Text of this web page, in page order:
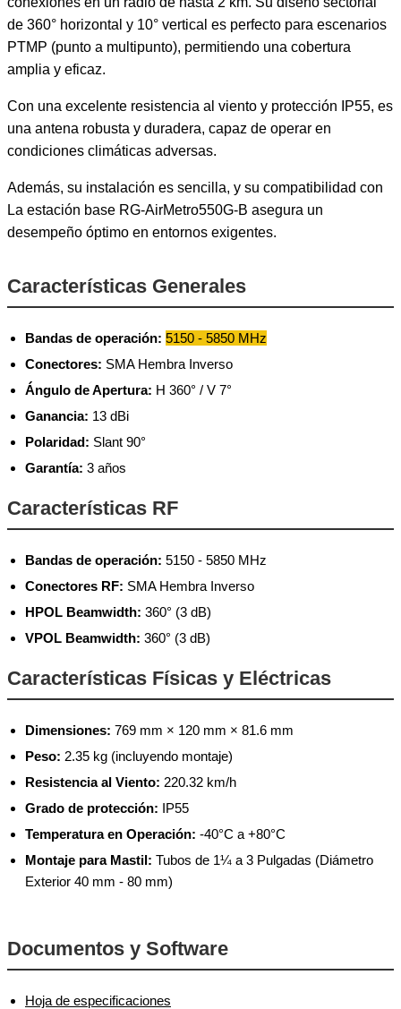
de 360° horizontal y 10° vertical es perfecto para escenarios
PTMP (punto a multipunto), permitiendo una cobertura
amplia y eficaz.
Con una excelente resistencia al viento y protección IP55, es
una antena robusta y duradera, capaz de operar en
condiciones climáticas adversas.
Además, su instalación es sencilla, y su compatibilidad con
La estación base RG-AirMetro550G-B asegura un
desempeño óptimo en entornos exigentes.
Características Generales
Bandas de operación: 5150 - 5850 MHz
Conectores: SMA Hembra Inverso
Ángulo de Apertura: H 360° / V 7°
Ganancia: 13 dBi
Polaridad: Slant 90°
Garantía: 3 años
Características RF
Bandas de operación: 5150 - 5850 MHz
Conectores RF: SMA Hembra Inverso
HPOL Beamwidth: 360° (3 dB)
VPOL Beamwidth: 360° (3 dB)
Características Físicas y Eléctricas
Dimensiones: 769 mm × 120 mm × 81.6 mm
Peso: 2.35 kg (incluyendo montaje)
Resistencia al Viento: 220.32 km/h
Grado de protección: IP55
Temperatura en Operación: -40°C a +80°C
Montaje para Mastil: Tubos de 1¼ a 3 Pulgadas (Diámetro
Exterior 40 mm - 80 mm)
Documentos y Software
Hoja de especificaciones